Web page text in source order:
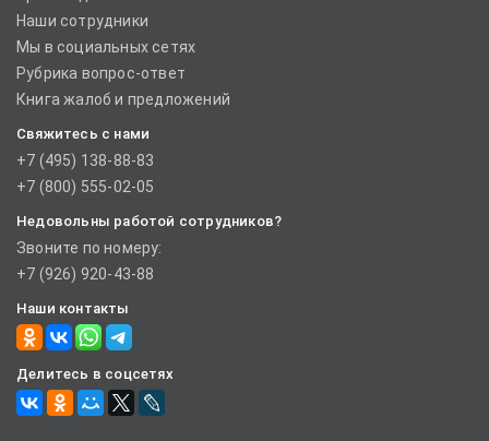
Наши сотрудники
Мы в социальных сетях
Рубрика вопрос-ответ
Книга жалоб и предложений
Свяжитесь с нами
+7 (495) 138-88-83
+7 (800) 555-02-05
Недовольны работой сотрудников?
Звоните по номеру:
+7 (926) 920-43-88
Наши контакты
Делитесь в соцсетях